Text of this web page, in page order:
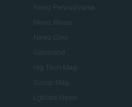
Newz Pennsylvania
Newz Illinois
Newz Ohio
Gameland
Hig Tech Mag
Scoop Mag
Lgbtqia News